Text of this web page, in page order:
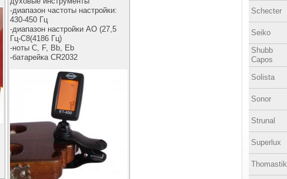
-диапазон частоты настройки:
430-450 Гц
-диапазон настройки АО (27,5
Гц-С8(4186 Гц)
-ноты С, F, Bb, Eb
-батарейка CR2032
Schecter
Seiko
Shubb
Capos
Solista
Sonor
Strunal
Superlux
Thomastik